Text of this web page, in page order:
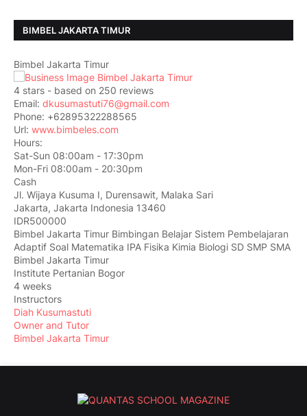
BIMBEL JAKARTA TIMUR
Bimbel Jakarta Timur
4 stars - based on 250 reviews
Email: dkusumastuti76@gmail.com
Phone: +62895322288565
Url: www.bimbeles.com
Hours:
Sat-Sun 08:00am - 17:30pm
Mon-Fri 08:00am - 20:30pm
Cash
Jl. Wijaya Kusuma I, Durensawit, Malaka Sari
Jakarta, Jakarta Indonesia 13460
IDR500000
Bimbel Jakarta Timur Bimbingan Belajar Sistem Pembelajaran
Adaptif Soal Matematika IPA Fisika Kimia Biologi SD SMP SMA
Bimbel Jakarta Timur
Institute Pertanian Bogor
4 weeks
Instructors
Diah Kusumastuti
Owner and Tutor
Bimbel Jakarta Timur